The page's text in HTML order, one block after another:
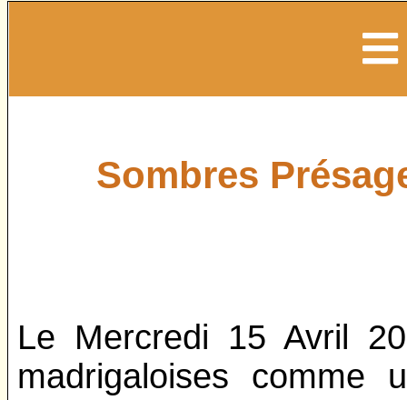
Sombres
Le Mercredi 15 Avril
madrigaloises